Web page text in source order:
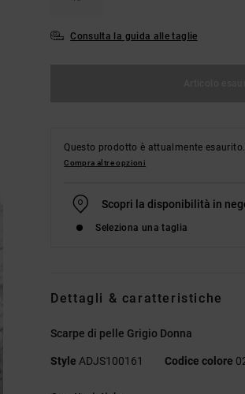
Consulta la guida alle taglie
Questo prodotto è attualmente esaurito.
Compra altre opzioni
Scopri la disponibilità in
Seleziona una taglia
Dettagli & caratteristiche
Scarpe di pelle Grigio Donna
Style ADJS100161 Codice colore